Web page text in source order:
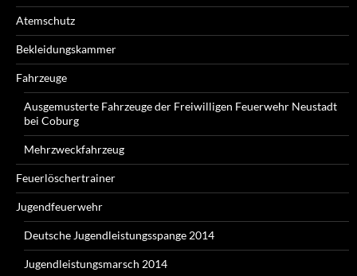
Atemschutz
Bekleidungskammer
Fahrzeuge
Ausgemusterte Fahrzeuge der Freiwilligen Feuerwehr Neustadt
bei Coburg
Mehrzweckfahrzeug
Feuerlöschertrainer
Jugendfeuerwehr
Deutsche Jugendleistungsspange 2014
Jugendleistungsmarsch 2014